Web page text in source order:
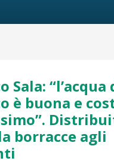
Sala: “l’acqua
è buona e
borracce agli